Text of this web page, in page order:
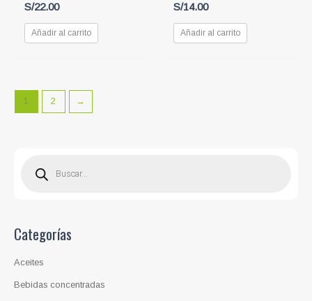
e
p
o
d
c
Categorías
Aceites
Bebidas concentradas
S/22.00
Añadir al carrito
S/14.00
Añadir al carrito
1 2 →